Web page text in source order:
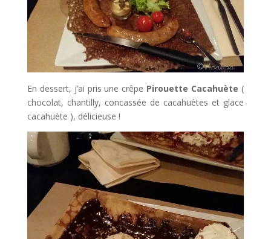
En dessert, j’ai pris une crêpe Pirouette Cacahuète (
chocolat, chantilly, concassée de cacahuètes et glace
cacahuète ), délicieuse !